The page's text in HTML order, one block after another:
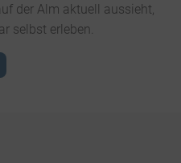
der Alm aktuell aussieht,
selbst erleben.